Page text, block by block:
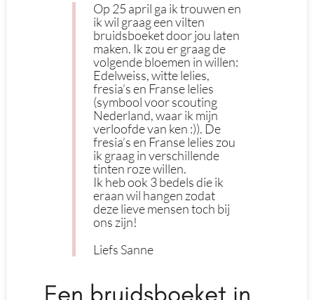
Op 25 april ga ik trouwen en
ik wil graag een vilten
bruidsboeket door jou laten
maken. Ik zou er graag de
volgende bloemen in willen:
Edelweiss, witte lelies,
fresia’s en Franse lelies
(symbool voor scouting
Nederland, waar ik mijn
verloofde van ken :)). De
fresia’s en Franse lelies zou
ik graag in verschillende
tinten roze willen.
Ik heb ook 3 bedels die ik
eraan wil hangen zodat
deze lieve mensen toch bij
ons zijn!
Liefs Sanne